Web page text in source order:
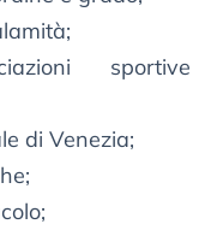
sportive
di Venezia;